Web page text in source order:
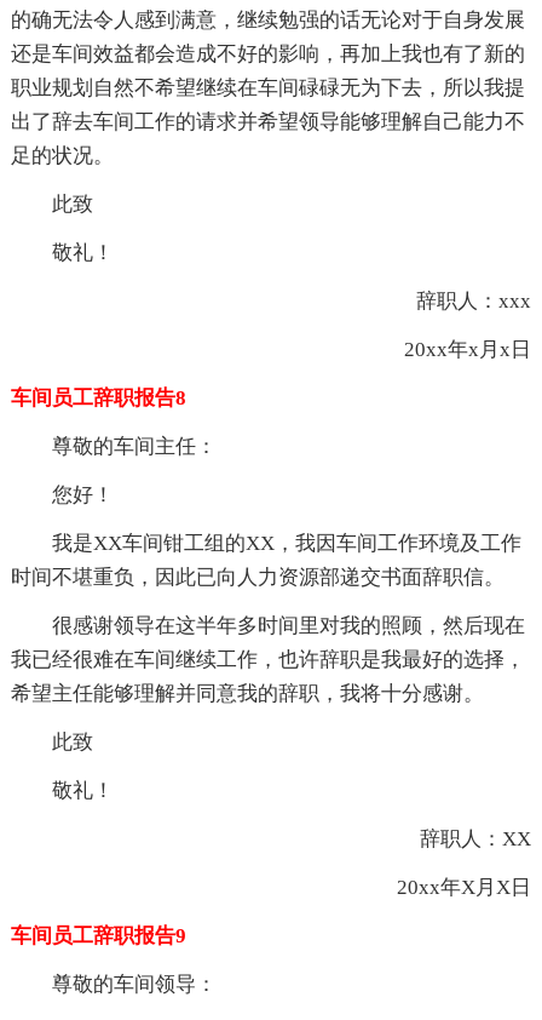
的确无法令人感到满意，继续勉强的话无论对于自身发展
还是车间效益都会造成不好的影响，再加上我也有了新的
职业规划自然不希望继续在车间碌碌无为下去，所以我提
出了辞去车间工作的请求并希望领导能够理解自己能力不
足的状况。
此致
敬礼！
辞职人：xxx
20xx年x月x日
车间员工辞职报告8
尊敬的车间主任：
您好！
我是XX车间钳工组的XX，我因车间工作环境及工作
时间不堪重负，因此已向人力资源部递交书面辞职信。
很感谢领导在这半年多时间里对我的照顾，然后现在
我已经很难在车间继续工作，也许辞职是我最好的选择，
希望主任能够理解并同意我的辞职，我将十分感谢。
此致
敬礼！
辞职人：XX
20xx年X月X日
车间员工辞职报告9
尊敬的车间领导：